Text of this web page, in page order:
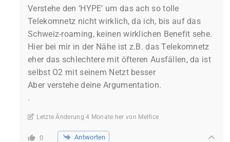
Verstehe den ‘HYPE’ um das ach so tolle
Telekomnetz nicht wirklich, da ich, bis auf das
Schweiz-roaming, keinen wirklichen Benefit sehe.
Hier bei mir in der Nähe ist z.B. das Telekomnetz
eher das schlechtere mit öfteren Ausfällen, da ist
selbst O2 mit seinem Netzt besser
Aber verstehe deine Argumentation.
.
Letzte Änderung 4 Monate her von Melfice
0 Antworten